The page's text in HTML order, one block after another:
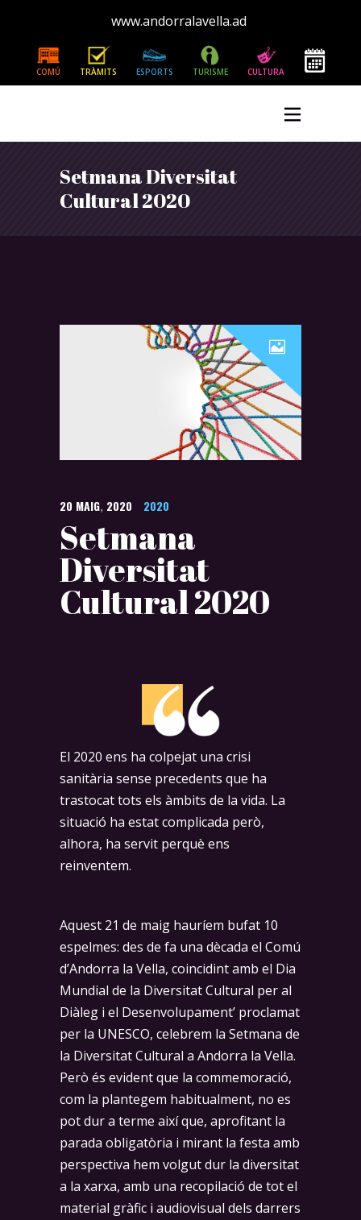
www.andorralavella.ad
COMÚ TRÀMITS ESPORTS TURISME CULTURA
Setmana Diversitat
Cultural 2020
20 MAIG, 2020 2020
Setmana
Diversitat
Cultural 2020
El 2020 ens ha colpejat una crisi
sanitària sense precedents que ha
trastocat tots els àmbits de la vida. La
situació ha estat complicada però,
alhora, ha servit perquè ens
reinventem.
Aquest 21 de maig hauríem bufat 10
espelmes: des de fa una dècada el Comú
d’Andorra la Vella, coincidint amb el Dia
Mundial de la Diversitat Cultural per al
Diàleg i el Desenvolupament’ proclamat
per la UNESCO, celebrem la Setmana de
la Diversitat Cultural a Andorra la Vella.
Però és evident que la commemoració,
com la plantegem habitualment, no es
pot dur a terme així que, aprofitant la
parada obligatòria i mirant la festa amb
perspectiva hem volgut dur la diversitat
a la xarxa, amb una recopilació de tot el
material gràfic i audiovisual dels darrers